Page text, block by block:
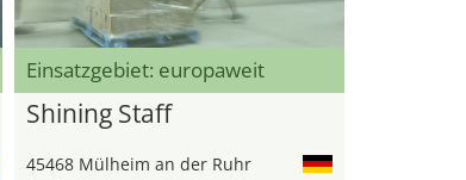
Einsatzgebiet: europaweit
Shining Staff
45468 Mülheim an der Ruhr